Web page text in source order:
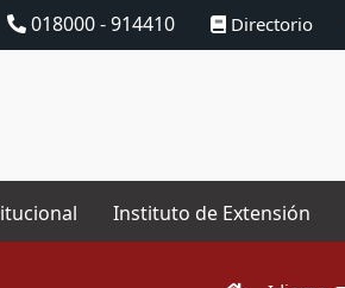
018000 - 914410 Directorio
Instituto de Extensión